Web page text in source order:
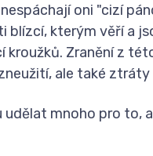
oni "cizí
blízcí, kterým věří a
kroužků. Zranění z
ale také
udělat mnoho pro to,